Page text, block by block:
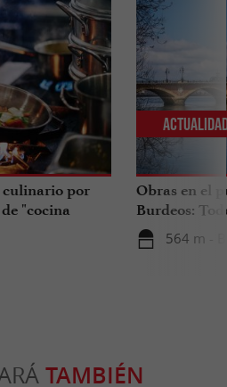
culinario por
"cocina
Obras en el
Burdeos:
tus viajes en
564 m -
TAMBIÉN